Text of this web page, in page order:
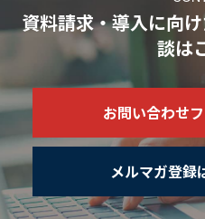
資料請求・導入に向
談は
お問い合わせ
メルマガ登録